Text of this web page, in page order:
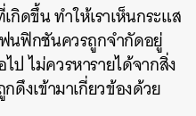
กิดขึ้น ทำให้เราเห็นกระแส
นฟิกชันควรถูกจำกัดอยู่
ไม่ควรหารายได้จากสิ่ง
ดึงเข้ามาเกี่ยวข้องด้วย